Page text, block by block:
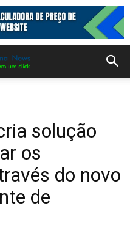
solução
os
do novo
de